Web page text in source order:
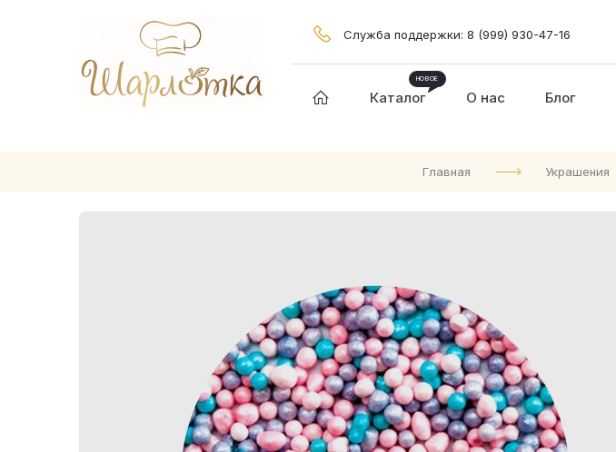
Служба поддержки: 8 (999) 930-47-16
Каталог О нас Блог
Главная Украшения